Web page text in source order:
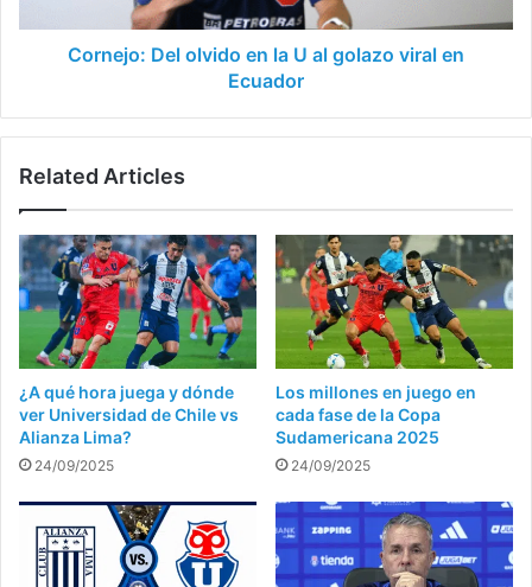
viral
Cornejo: Del olvido en la U al golazo viral en
Ecuador
Related Articles
¿A qué hora juega y dónde
ver Universidad de Chile vs
Alianza Lima?
24/09/2025
Los millones en juego en
cada fase de la Copa
Sudamericana 2025
24/09/2025